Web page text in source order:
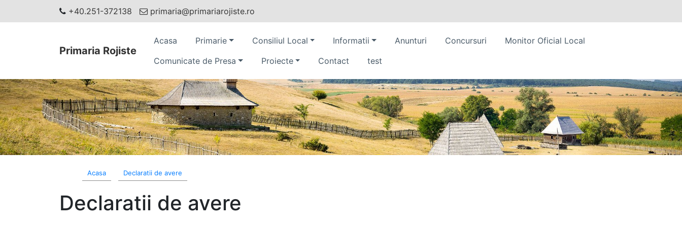
+40.251-372138 primaria@primariarojiste.ro
Primaria Rojiste
Acasa Primarie Consiliul Local Informatii Anunturi Concursuri
Monitor Oficial Local
Comunicate de Presa
Proiecte Contact test
Acasa Declaratii de avere
Declaratii de avere